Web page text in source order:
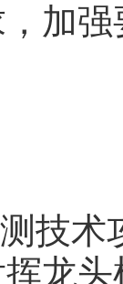
加
技术
龙